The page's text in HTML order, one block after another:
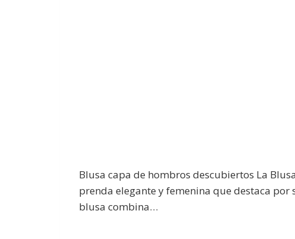
Blusa capa de hombros descubiertos La
prenda elegante y femenina que destaca
blusa combina…